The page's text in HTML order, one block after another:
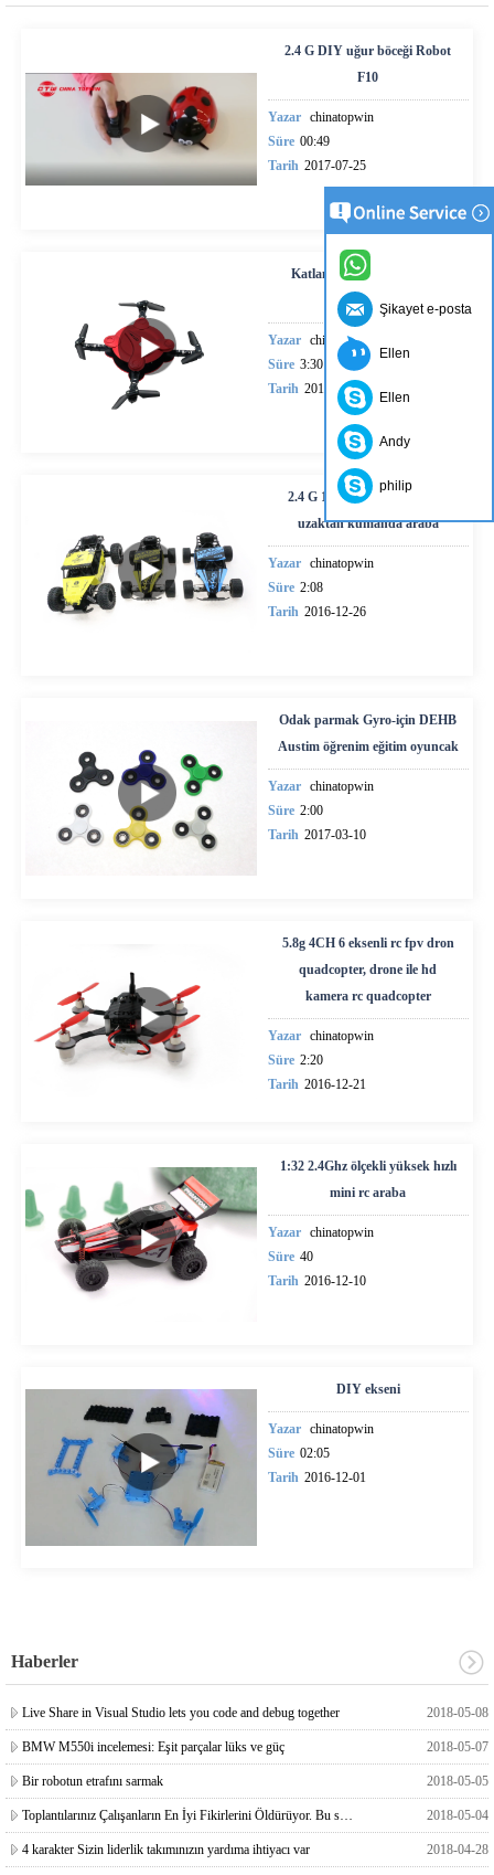
2.4 G DIY uğur böceği Robot
F10
Yazar chinatopwin
Süre 00:49
Tarih 2017-07-25
Katlanabilir Mini RC Selfie
dron
Yazar chinatopwin
Süre 3:30
Tarih 2017-03-10
2.4 G 1:18 yüksek hız teneke
uzaktan kumanda araba
Yazar chinatopwin
Süre 2:08
Tarih 2016-12-26
Odak parmak Gyro-için DEHB
Austim öğrenim eğitim oyuncak
Yazar chinatopwin
Süre 2:00
Tarih 2017-03-10
5.8g 4CH 6 eksenli rc fpv dron
quadcopter, drone ile hd
kamera rc quadcopter
Yazar chinatopwin
Süre 2:20
Tarih 2016-12-21
1:32 2.4Ghz ölçekli yüksek hızlı
mini rc araba
Yazar chinatopwin
Süre 40
Tarih 2016-12-10
DIY ekseni
Yazar chinatopwin
Süre 02:05
Tarih 2016-12-01
Haberler
Live Share in Visual Studio lets you code and debug together 2018-05-08
BMW M550i incelemesi: Eşit parçalar lüks ve güç 2018-05-07
Bir robotun etrafını sarmak 2018-05-05
Toplantılarınız Çalışanların En İyi Fikirlerini Öldürüyor. Bu senin hatan değil. İşte Onları Nasıl O 2018-05-04
4 karakter Sizin liderlik takımınızın yardıma ihtiyacı var 2018-04-28
Şikayet e-posta
Ellen
Ellen
Andy
philip